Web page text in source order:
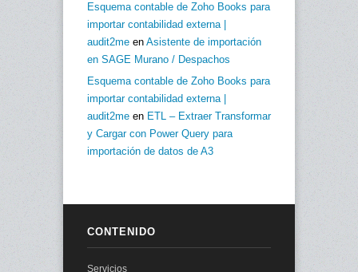
Esquema contable de Zoho Books para
importar contabilidad externa |
audit2me en Asistente de importación
en SAGE Murano / Despachos
Esquema contable de Zoho Books para
importar contabilidad externa |
audit2me en ETL – Extraer Transformar
y Cargar con Power Query para
importación de datos de A3
CONTENIDO
Servicios